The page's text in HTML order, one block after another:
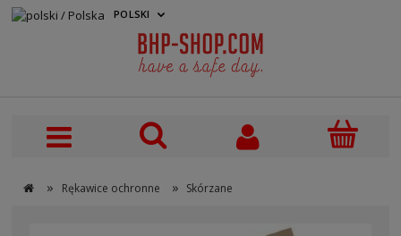
» Rękawice ochronne » Skórzane
POLSKI